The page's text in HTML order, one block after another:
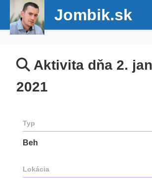
Jombik.sk
Aktivita dňa 2.
2021
Typ
Beh
Lokácia